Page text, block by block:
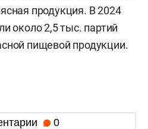
продукция. В 2024
около 2,5 тыс. партий
пищевой продукции.
0